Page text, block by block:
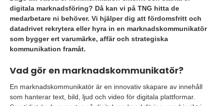
digitala marknadsföring? Då kan vi på TNG hitta de
medarbetare ni behöver. Vi hjälper dig att fördomsfritt och
datadrivet rekrytera eller hyra in en marknadskommunikatör
som bygger ert varumärke, affär och strategiska
kommunikation framåt.
Vad gör en marknadskommunikatör?
En marknadskommunikatör är en innovativ skapare av innehåll
som hanterar text, bild, ljud och video för digitala plattformar.